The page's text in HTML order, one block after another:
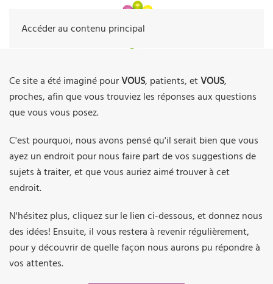
Accéder au contenu principal
Ce site a été imaginé pourVOUS, patients, etVOUS,
proches, afin que vous trouviez les réponses aux questions
que vous vous posez.
C'est pourquoi, nous avons pensé qu'il serait bien que vous
ayez un endroit pour nous faire part de vos suggestions de
sujets à traiter, et que vous auriez aimé trouver à cet
endroit.
N'hésitez plus, cliquez sur le lien ci-dessous, et donnez nous
des idées! Ensuite, il vous restera à revenir régulièrement,
pour y découvrir de quelle façon nous aurons pu répondre à
vos attentes.